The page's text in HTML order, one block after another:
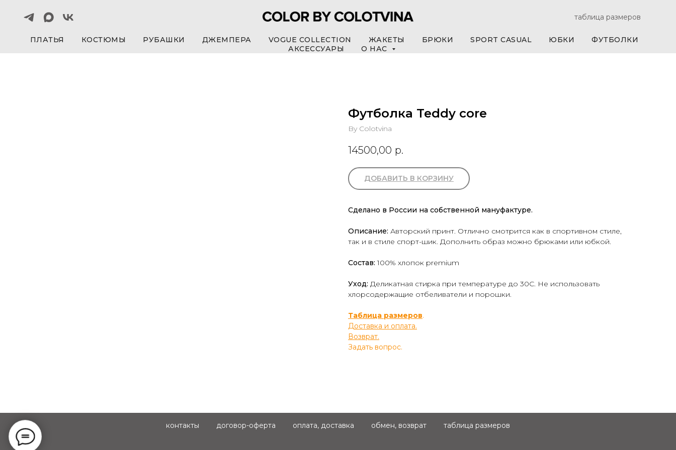
таблица размеров
ПЛАТЬЯ КОСТЮМЫ РУБАШКИ ДЖЕМПЕРА VOGUE COLLECTION ЖАКЕТЫ БРЮКИ SPORT CASUAL ЮБКИ
ФУТБОЛКИ
АКСЕССУАРЫ
О НАС
Футболка Teddy core
By Colotvina
14500,00 р.
ДОБАВИТЬ В КОРЗИНУ
Сделано в России на собственной мануфактуре.
Описание: Авторский принт. Отлично смотрится как в спортивном стиле,
так и в стиле спорт-шик. Дополнить образ можно брюками или юбкой.
Состав:100% хлопок premium
Уход: Деликатная стирка при температуре до 30С. Не использовать
хлорсодержащие отбеливатели и порошки.
Таблица размеров.
Доставка и оплата.
Возврат.
Задать вопрос.
контакты договор-оферта оплата, доставка обмен, возврат таблица размеров